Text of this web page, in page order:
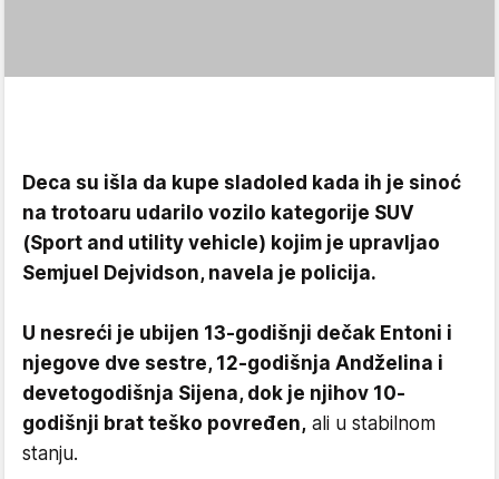
Deca su išla da kupe sladoled kada ih je sinoć
na trotoaru udarilo vozilo kategorije SUV
(Sport and utility vehicle) kojim je upravljao
Semjuel Dejvidson, navela je policija.
U nesreći je ubijen 13-godišnji dečak Entoni i
njegove dve sestre, 12-godišnja Andželina i
devetogodišnja Sijena, dok je njihov 10-
godišnji brat teško povređen, ali u stabilnom
stanju.